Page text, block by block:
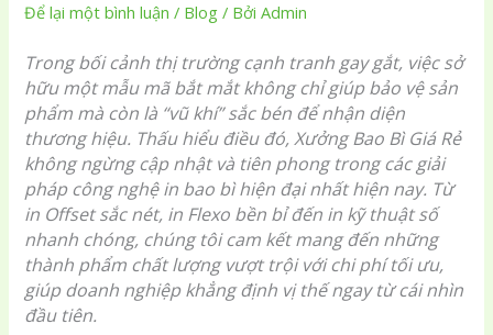
Để lại một bình luận / Blog / BởiAdmin
Trong bối cảnh thị trường cạnh tranh gay gắt, việc sở
hữu một mẫu mã bắt mắt không chỉ giúp bảo vệ sản
phẩm mà còn là “vũ khí” sắc bén để nhận diện
thương hiệu. Thấu hiểu điều đó, Xưởng Bao Bì Giá Rẻ
không ngừng cập nhật và tiên phong trong các giải
pháp công nghệ in bao bì hiện đại nhất hiện nay. Từ
in Offset sắc nét, in Flexo bền bỉ đến in kỹ thuật số
nhanh chóng, chúng tôi cam kết mang đến những
thành phẩm chất lượng vượt trội với chi phí tối ưu,
giúp doanh nghiệp khẳng định vị thế ngay từ cái nhìn
đầu tiên.